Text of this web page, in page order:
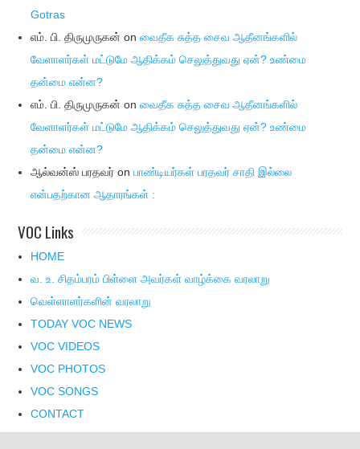
Gotras
எம். பி. திருமுருகன் onவைதீக சுத்த சைவ ஆதீனங்களில்
வேளாளர்கள் மட்டுமே ஆதிக்கம் செலுத்துவது ஏன்? உண்மை
தன்மை என்ன?
எம். பி. திருமுருகன் onவைதீக சுத்த சைவ ஆதீனங்களில்
வேளாளர்கள் மட்டுமே ஆதிக்கம் செலுத்துவது ஏன்? உண்மை
தன்மை என்ன?
ஆல்வன்ஸ் பரதவர் onபாண்டியர்கள் பரதவர் சாதி இல்லை
என்பதற்கான ஆதாரங்கள் :
VOC Links
HOME
வ. உ. சிதம்பரம் பிள்ளை அவர்கள் வாழ்க்கை வரலாறு
வெள்ளாளர்களின் வரலாறு
TODAY VOC NEWS
VOC VIDEOS
VOC PHOTOS
VOC SONGS
CONTACT